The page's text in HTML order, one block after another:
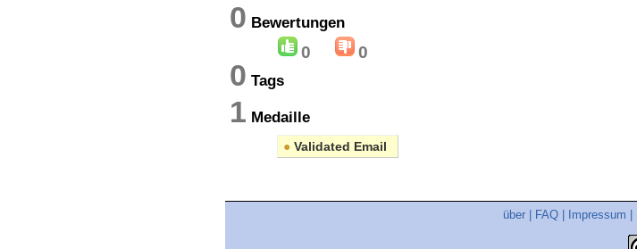
0 Bewertungen
0 0
0 Tags
1 Medaille
● Validated Email
über FAQ Impressum